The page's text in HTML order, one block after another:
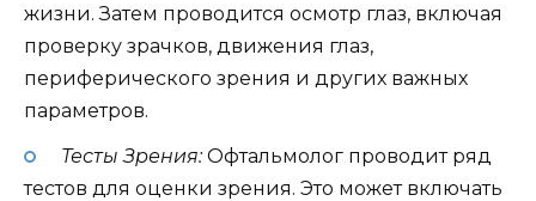
жизни. Затем проводится осмотр глаз, включая
проверку зрачков, движения глаз,
периферического зрения и других важных
параметров.
Тесты Зрения:Офтальмолог проводит ряд
тестов для оценки зрения. Это может включать